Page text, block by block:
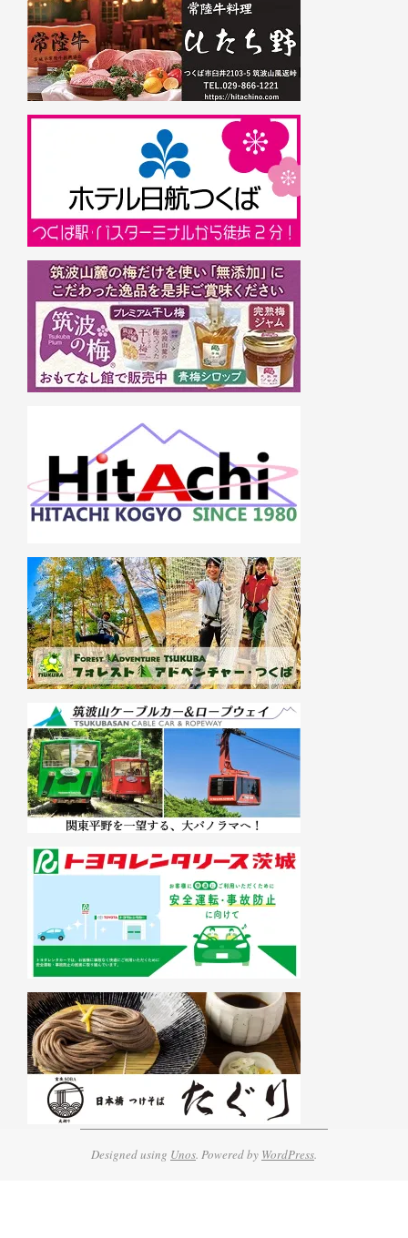
Designed using Unos. Powered by WordPress.